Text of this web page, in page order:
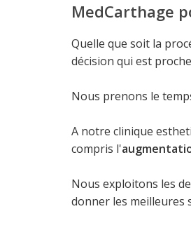
MedCarthage
Quelle que soit la
décision qui est
Nous prenons le
A notre clinique
compris l'
Nous exploitons les
donner les meilleures